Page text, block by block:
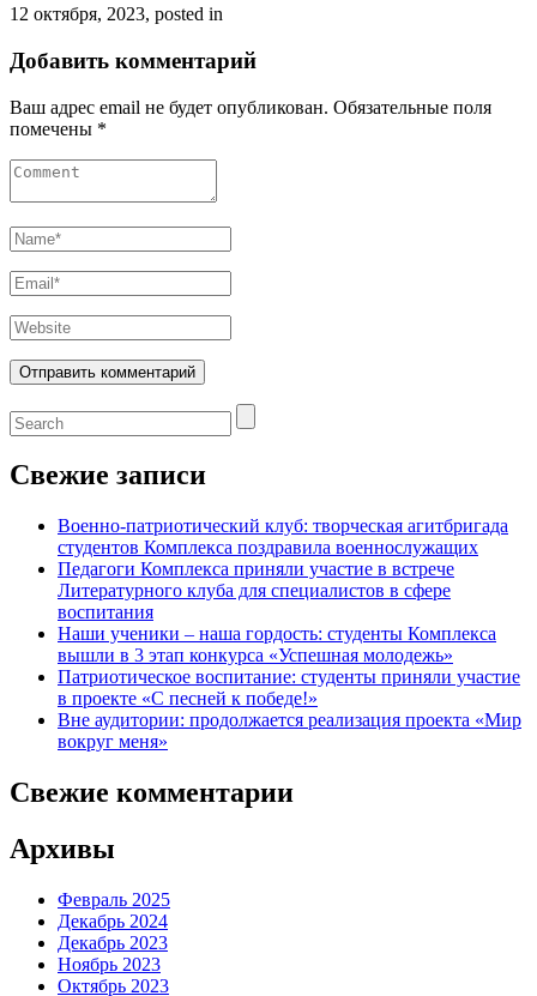
12 октября, 2023, posted in
Добавить комментарий
Ваш адрес email не будет опубликован. Обязательные поля
помечены *
Свежие записи
Военно-патриотический клуб: творческая агитбригада
студентов Комплекса поздравила военнослужащих
Педагоги Комплекса приняли участие в встрече
Литературного клуба для специалистов в сфере
воспитания
Наши ученики – наша гордость: студенты Комплекса
вышли в 3 этап конкурса «Успешная молодежь»
Патриотическое воспитание: студенты приняли участие
в проекте «С песней к победе!»
Вне аудитории: продолжается реализация проекта «Мир
вокруг меня»
Свежие комментарии
Архивы
Февраль 2025
Декабрь 2024
Декабрь 2023
Ноябрь 2023
Октябрь 2023